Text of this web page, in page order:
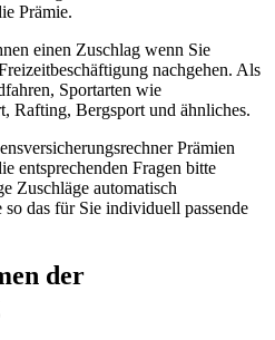
Prämie.
einen Zuschlag wenn Sie
nachgehen. Als
Sportarten wie
Rafting, Bergsport und ähnliches.
Prämien
entsprechenden Fragen bitte
Zuschläge automatisch
das für Sie individuell passende
der